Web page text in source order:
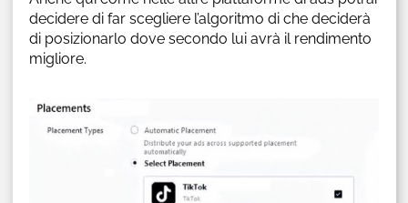
decidere di far scegliere l’algoritmo di che deciderà
di posizionarlo dove secondo lui avrà il rendimento
migliore.